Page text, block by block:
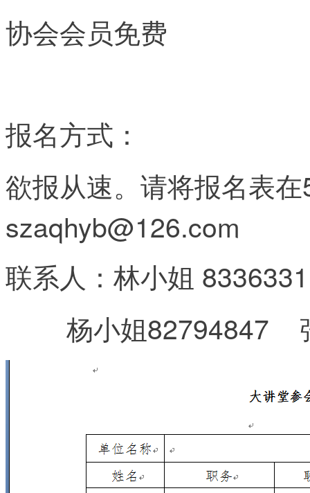
协会会员免费
报名方式：
欲报从速。请将报名表
szaqhyb@126.com
联系人：林小姐
杨小姐82794847